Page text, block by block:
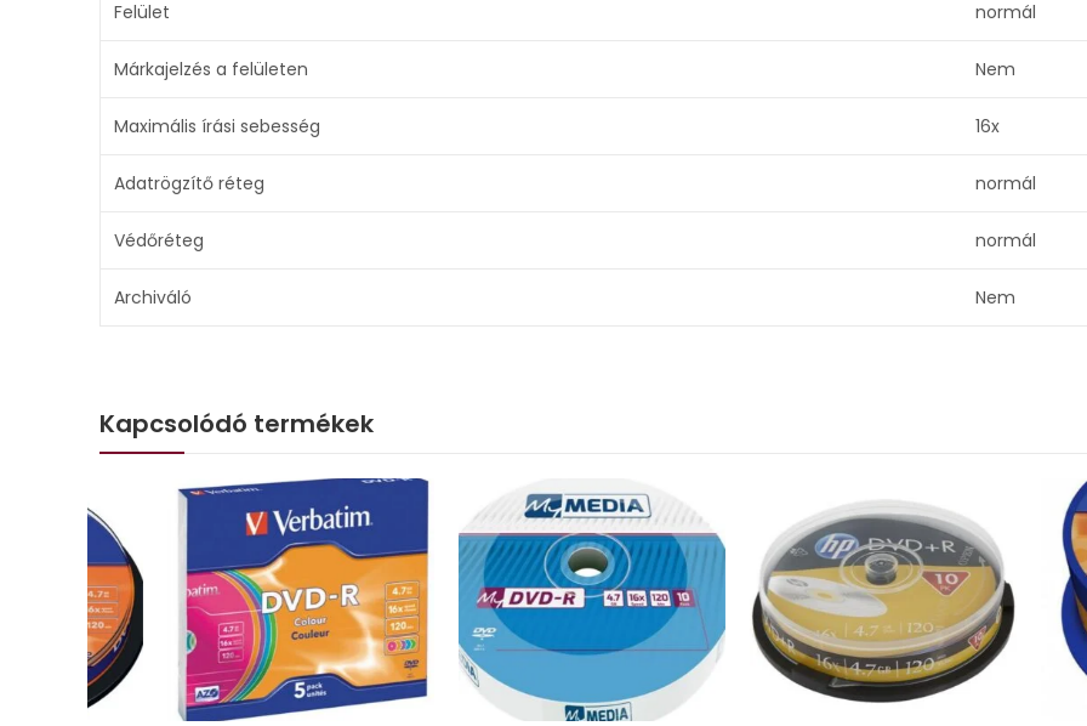
Felület normál
Márkajelzés a felületen Nem
Maximális írási sebesség 16x
Adatrögzítő réteg normál
Védőréteg normál
Archiváló Nem
Kapcsolódó termékek